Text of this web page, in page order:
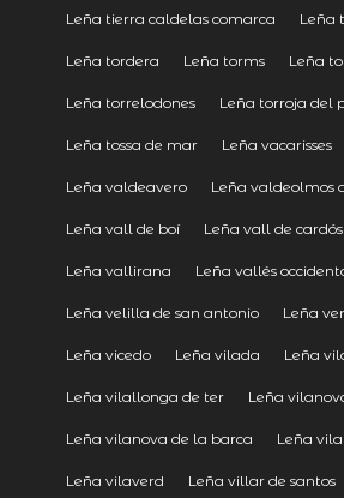
Leña tierra caldelas comarca Leña
Leña tordera Leña torms Leña
Leña torrelodones Leña torroja del
Leña tossa de mar Leña vacarisses
Leña valdeavero Leña valdeolmos
Leña vall de boí Leña vall de cardós
Leña vallirana Leña vallés
Leña velilla de san antonio Leña
Leña vicedo Leña vilada Leña
Leña vilallonga de ter Leña
Leña vilanova de la barca Leña
Leña vilaverd Leña villar de santos